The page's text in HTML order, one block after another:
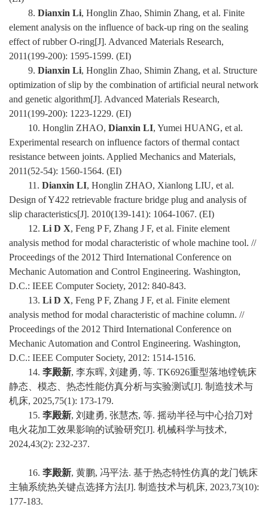
8. Dianxin Li, Honglin Zhao, Shimin Zhang, et al. Finite
element analysis on the influence of back-up ring on the sealing
effect of rubber O-ring[J]. Advanced Materials Research,
2011(199-200): 1595-1599. (EI)
9. Dianxin Li, Honglin Zhao, Shimin Zhang, et al. Structure
optimization of slip by the combination of artificial neural network
and genetic algorithm[J]. Advanced Materials Research,
2011(199-200): 1223-1229. (EI)
10. Honglin ZHAO, Dianxin LI, Yumei HUANG, et al.
Experimental research on influence factors of thermal contact
resistance between joints. Applied Mechanics and Materials,
2011(52-54): 1560-1564. (EI)
11. Dianxin LI, Honglin ZHAO, Xianlong LIU, et al.
Design of Y422 retrievable fracture bridge plug and analysis of
slip characteristics[J]. 2010(139-141): 1064-1067. (EI)
12. Li D X, Feng P F, Zhang J F, et al. Finite element
analysis method for modal characteristic of whole machine tool. //
Proceedings of the 2012 Third International Conference on
Mechanic Automation and Control Engineering. Washington,
D.C.: IEEE Computer Society, 2012: 840-843.
13. Li D X, Feng P F, Zhang J F, et al. Finite element
analysis method for modal characteristic of machine column. //
Proceedings of the 2012 Third International Conference on
Mechanic Automation and Control Engineering. Washington,
D.C.: IEEE Computer Society, 2012: 1514-1516.
14. 李殿新, 李东晖, 刘建勇, 等. TK6926重型落地镗铣床
静态、模态、热态性能仿真分析与实验测试[J]. 制造技术与
机床, 2025,75(1): 173-179.
15. 李殿新, 刘建勇, 张慧杰, 等. 摇动半径与中心抬刀对
电火花加工效果影响的试验研究[J]. 机械科学与技术,
2024,43(2): 232-237.
16. 李殿新, 黄鹏, 冯平法. 基于热态特性仿真的龙门铣床
主轴系统热关键点选择方法[J]. 制造技术与机床, 2023,73(10):
177-183.